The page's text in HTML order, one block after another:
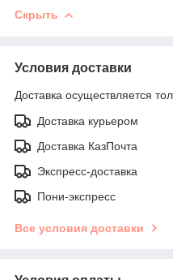
Скрыть
Условия доставки
Доставка осуществляется
Доставка курьером
Доставка КазПочта
Экспресс-доставка
Пони-экспресс
Все условия доставки